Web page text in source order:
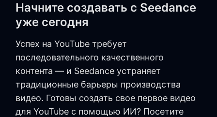
Начните создавать с Seedance
уже сегодня
Успех на YouTube требует
последовательного качественного
контента — и Seedance устраняет
традиционные барьеры производства
видео. Готовы создать свое первое видео
для YouTube с помощью ИИ? Посетите